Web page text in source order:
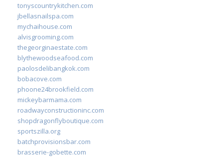
tonyscountrykitchen.com
jbellasnailspa.com
mychaihouse.com
alvisgrooming.com
thegeorginaestate.com
blythewoodseafood.com
paolosdelibangkok.com
bobacove.com
phoone24brookfield.com
mickeybarmama.com
roadwayconstructioninc.com
shopdragonflyboutique.com
sportszilla.org
batchprovisionsbar.com
brasserie-gobette.com